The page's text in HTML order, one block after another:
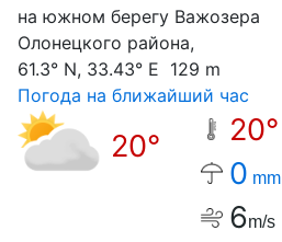
на южном берегу Важозера
Олонецкого района,
61.3° N, 33.43° E 129 m
Погода на ближайший час
20°
20°
0 mm
6m/s